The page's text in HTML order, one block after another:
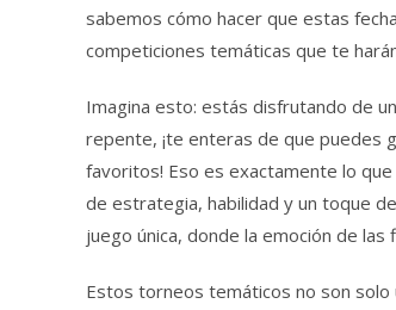
sabemos cómo hacer que estas
competiciones temáticas que te
Imagina esto: estás disfrutando de
repente, ¡te enteras de que puedes
favoritos! Eso es exactamente lo
de estrategia, habilidad y un toque
juego única, donde la emoción de
Estos torneos temáticos no son solo